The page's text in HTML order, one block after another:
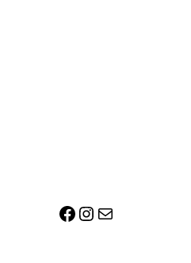
Facebook Instagram電子郵件